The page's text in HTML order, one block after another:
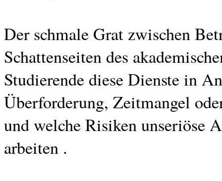
Der schmale Grat zwischen
Schattenseiten des
Studierende diese Dienste in
Überforderung, Zeitmangel
und welche Risiken unseriöse
arbeiten .